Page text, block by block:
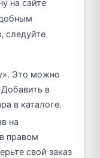
на сайте
следуйте
Это можно
в
в каталоге.
на
правом
свой заказ